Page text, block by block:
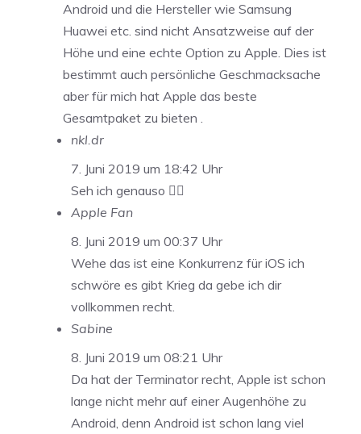
Android und die Hersteller wie Samsung
Huawei etc. sind nicht Ansatzweise auf der
Höhe und eine echte Option zu Apple. Dies ist
bestimmt auch persönliche Geschmacksache
aber für mich hat Apple das beste
Gesamtpaket zu bieten .
nkl.dr
7. Juni 2019 um 18:42 Uhr
Seh ich genauso 👌🏼
Apple Fan
8. Juni 2019 um 00:37 Uhr
Wehe das ist eine Konkurrenz für iOS ich
schwöre es gibt Krieg da gebe ich dir
vollkommen recht.
Sabine
8. Juni 2019 um 08:21 Uhr
Da hat der Terminator recht, Apple ist schon
lange nicht mehr auf einer Augenhöhe zu
Android, denn Android ist schon lang viel